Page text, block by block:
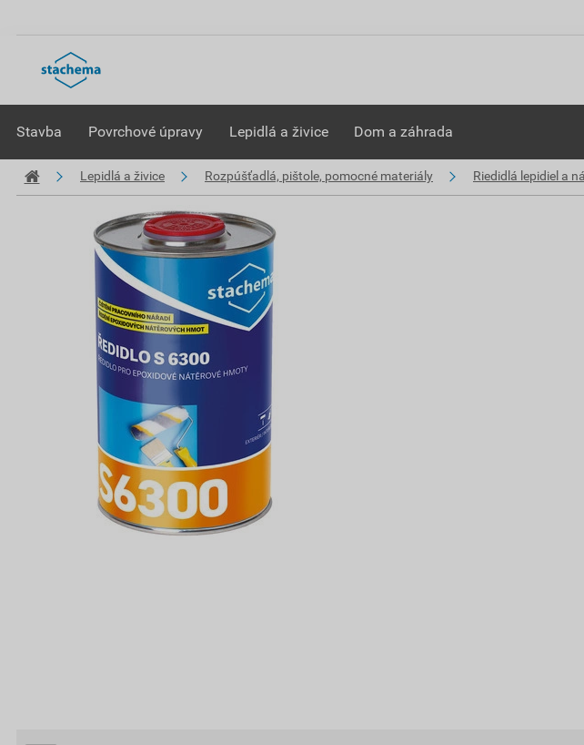
Stavba Povrchové úpravy Lepidlá a živice Dom a záhrada
Lepidlá a živice Rozpúšťadlá, pištole, pomocné materiály Riedidlá lepidiel a